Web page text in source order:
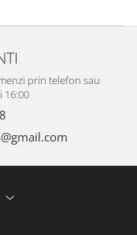
prin telefon sau
16:00